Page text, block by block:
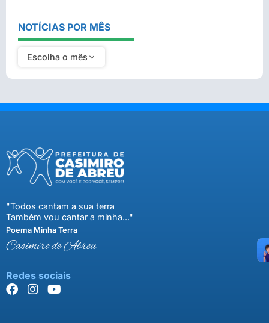
NOTÍCIAS POR MÊS
Escolha o mês
"Todos cantam a sua terra
Também vou cantar a minha..."
Poema Minha Terra
Casimiro de Abreu
Redes sociais